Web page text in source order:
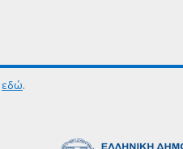
εδώ.